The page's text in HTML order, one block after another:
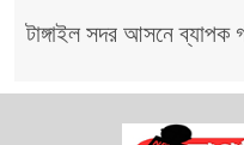
টাঙ্গাইল সদর আসনে ব্যাপক